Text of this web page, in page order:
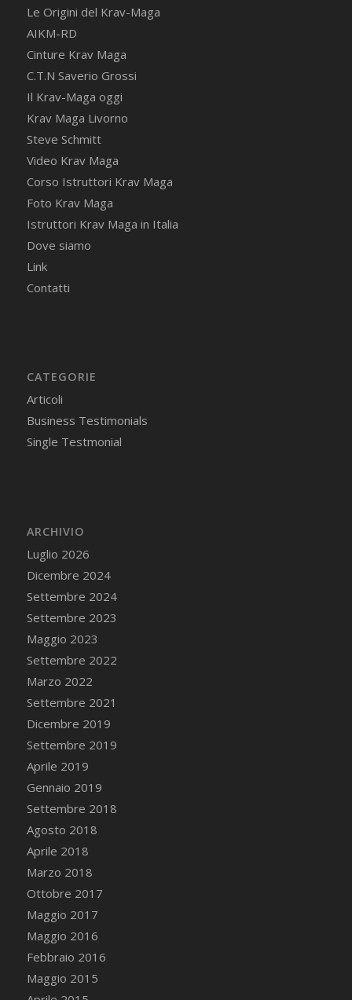
Le Origini del Krav-Maga
AIKM-RD
Cinture Krav Maga
C.T.N Saverio Grossi
Il Krav-Maga oggi
Krav Maga Livorno
Steve Schmitt
Video Krav Maga
Corso Istruttori Krav Maga
Foto Krav Maga
Istruttori Krav Maga in Italia
Dove siamo
Link
Contatti
CATEGORIE
Articoli
Business Testimonials
Single Testmonial
ARCHIVIO
Luglio 2026
Dicembre 2024
Settembre 2024
Settembre 2023
Maggio 2023
Settembre 2022
Marzo 2022
Settembre 2021
Dicembre 2019
Settembre 2019
Aprile 2019
Gennaio 2019
Settembre 2018
Agosto 2018
Aprile 2018
Marzo 2018
Ottobre 2017
Maggio 2017
Maggio 2016
Febbraio 2016
Maggio 2015